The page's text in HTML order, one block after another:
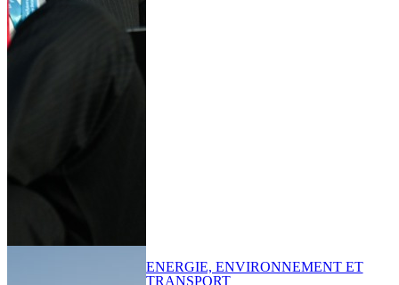
ENERGIE, ENVIRONNEMENT ET
TRANSPORT